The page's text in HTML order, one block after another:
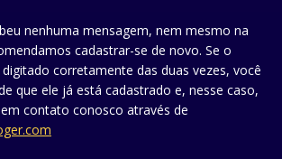
nenhuma mensagem, nem mesmo na
cadastrar-se de novo. Se o
corretamente das duas vezes, você
que ele já está cadastrado e, nesse caso,
contato conosco através de